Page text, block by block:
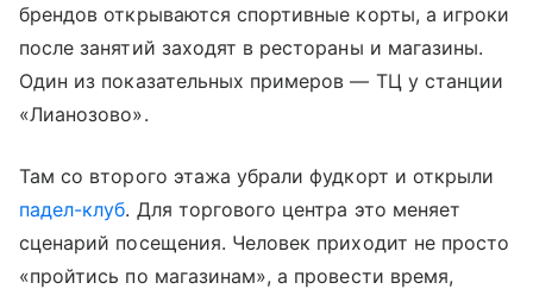
брендов открываются спортивные корты, а игроки
после занятий заходят в рестораны и магазины.
Один из показательных примеров — ТЦ у станции
«Лианозово».
Там со второго этажа убрали фудкорт и открыли
падел-клуб. Для торгового центра это меняет
сценарий посещения. Человек приходит не просто
«пройтись по магазинам», а провести время,